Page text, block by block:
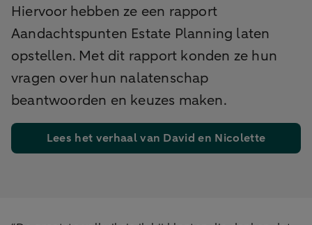
Hiervoor hebben ze een rapport
Aandachtspunten Estate Planning laten
opstellen. Met dit rapport konden ze hun
vragen over hun nalatenschap
beantwoorden en keuzes maken.
Lees het verhaal van David en Nicolette